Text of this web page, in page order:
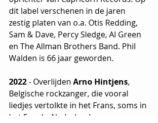
dit label verschenen in de jaren
zestig platen van o.a. Otis Redding,
Sam & Dave, Percy Sledge, Al Green
en The Allman Brothers Band. Phil
Walden is 66 jaar geworden.
2022 - Overlijden Arno Hintjens,
Belgische rockzanger, die vooral
liedjes vertolkte in het Frans, soms in
het Engels, Nederlands en